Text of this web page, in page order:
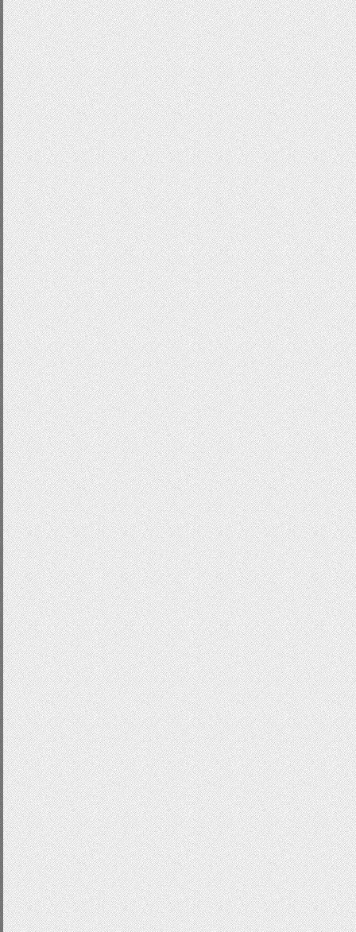
height:200px;
background:#ddd;
border:1pxsolid#999;
}
.sliderBullets{
display:none;
text-decoration:none;
}
.sliderBullets a{
display:none;
text-indent:-9999px;
outline:none;
text-decoration:none;
}
.sliderBullets.active{
background-position:left;
}
.sliderContent a{
outline:none;
text-decoration:none;
}
a img{
border:none;
}
.sliderContent